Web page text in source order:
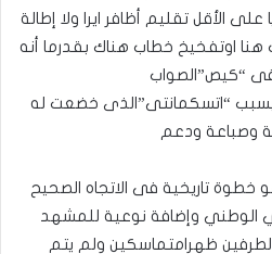
الأقل تقليم أظافر ايرا ولا إطالة
هنا اوتفخيخ خطاب هناك بقدرما أنه
“كيص”الصواب
“اتسكمانتى”الذى خضعت له
وصباعة ودعم
تاريخية فى الاتجاه الصحيح
الوطني وإضافة نوعية للمشهد
ظهرامتماسكين ولم يتم